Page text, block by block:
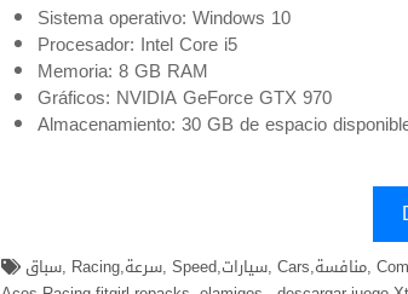
Sistema operativo: Windows 10
Procesador: Intel Core i5
Memoria: 8 GB RAM
Gráficos: NVIDIA GeForce GTX 970
Almacenamiento: 30 GB de espacio